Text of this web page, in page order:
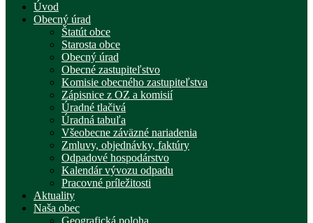
Úvod
Obecný úrad
Štatút obce
Starosta obce
Obecný úrad
Obecné zastupiteľstvo
Komisie obecného zastupiteľstva
Zápisnice z OZ a komisií
Úradné tlačivá
Úradná tabuľa
Všeobecne záväzné nariadenia
Zmluvy, objednávky, faktúry
Odpadové hospodárstvo
Kalendár vývozu odpadu
Pracovné príležitosti
Aktuality
Naša obec
Geografická poloha